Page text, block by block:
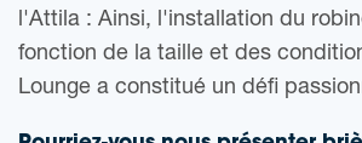
l'Attila : Ainsi, l'installation du
fonction de la taille et des
Lounge a constitué un défi